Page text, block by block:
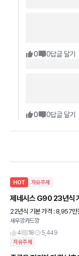
0 0답글 달기
0 0답글 달기
HOT 자유주제
제네시스 G90 23년식
22년식 기본 가격 : 8,957만
변경 되면서 500만원 가량 올랐네요 ㅡㅡ;; 요
새우깡카드깡
4
18 5,449
자유주제